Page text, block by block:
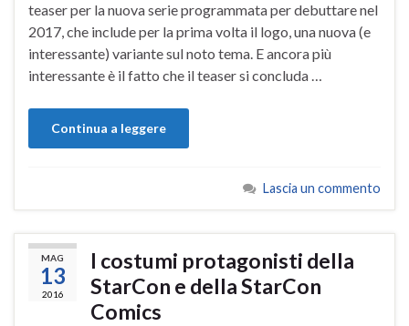
teaser per la nuova serie programmata per debuttare nel
2017, che include per la prima volta il logo, una nuova (e
interessante) variante sul noto tema. E ancora più
interessante è il fatto che il teaser si concluda …
Continua a leggere
Lascia un commento
MAG
13
2016
I costumi protagonisti della
StarCon e della StarCon
Comics